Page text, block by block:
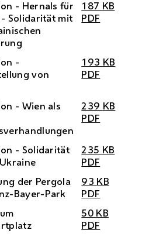
- Hernals für
Solidarität mit
187 KB
PDF
-
von
193 KB
PDF
- Wien als
239 KB
PDF
- Solidarität
235 KB
PDF
der Pergola
Bayer-Park
93 KB
PDF
50 KB
PDF